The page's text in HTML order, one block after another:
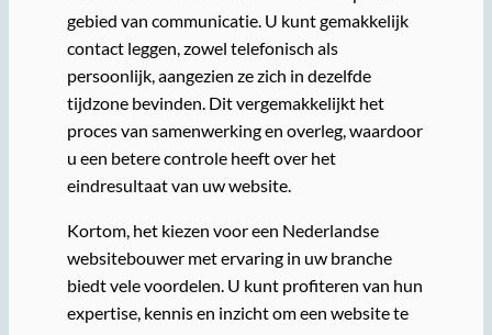
gebied van communicatie. U kunt gemakkelijk
contact leggen, zowel telefonisch als
persoonlijk, aangezien ze zich in dezelfde
tijdzone bevinden. Dit vergemakkelijkt het
proces van samenwerking en overleg, waardoor
u een betere controle heeft over het
eindresultaat van uw website.
Kortom, het kiezen voor een Nederlandse
websitebouwer met ervaring in uw branche
biedt vele voordelen. U kunt profiteren van hun
expertise, kennis en inzicht om een website te